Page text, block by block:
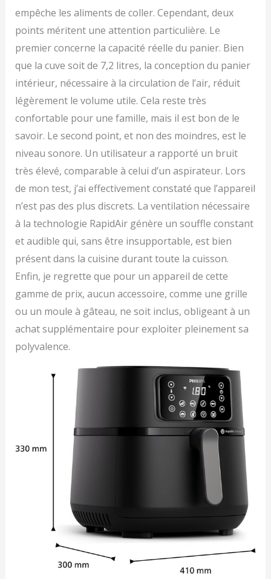
empêche les aliments de coller. Cependant, deux
points méritent une attention particulière. Le
premier concerne la capacité réelle du panier. Bien
que la cuve soit de 7,2 litres, la conception du panier
intérieur, nécessaire à la circulation de l’air, réduit
légèrement le volume utile. Cela reste très
confortable pour une famille, mais il est bon de le
savoir. Le second point, et non des moindres, est le
niveau sonore. Un utilisateur a rapporté un bruit
très élevé, comparable à celui d’un aspirateur. Lors
de mon test, j’ai effectivement constaté que l’appareil
n’est pas des plus discrets. La ventilation nécessaire
à la technologie RapidAir génère un souffle constant
et audible qui, sans être insupportable, est bien
présent dans la cuisine durant toute la cuisson.
Enfin, je regrette que pour un appareil de cette
gamme de prix, aucun accessoire, comme une grille
ou un moule à gâteau, ne soit inclus, obligeant à un
achat supplémentaire pour exploiter pleinement sa
polyvalence.